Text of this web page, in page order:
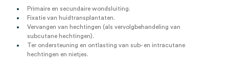
Primaire en secundaire wondsluiting.
Fixatie van huidtransplantaten.
Vervangen van hechtingen (als vervolgbehandeling van
subcutane hechtingen).
Ter ondersteuning en ontlasting van sub- en intracutane
hechtingen en nietjes.